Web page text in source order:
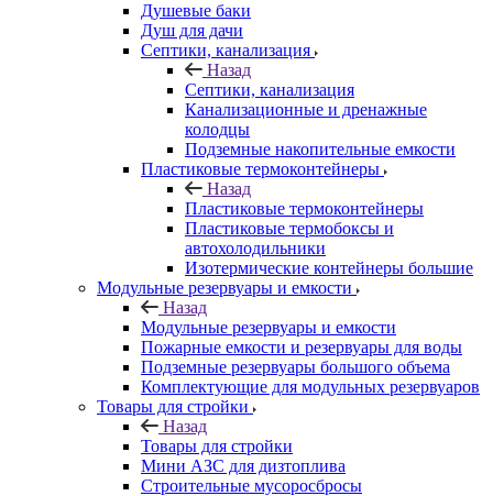
Душевые баки
Душ для дачи
Септики, канализация
Назад
Септики, канализация
Канализационные и дренажные
колодцы
Подземные накопительные емкости
Пластиковые термоконтейнеры
Назад
Пластиковые термоконтейнеры
Пластиковые термобоксы и
автохолодильники
Изотермические контейнеры большие
Модульные резервуары и емкости
Назад
Модульные резервуары и емкости
Пожарные емкости и резервуары для воды
Подземные резервуары большого объема
Комплектующие для модульных резервуаров
Товары для стройки
Назад
Товары для стройки
Мини АЗС для дизтоплива
Строительные мусоросбросы